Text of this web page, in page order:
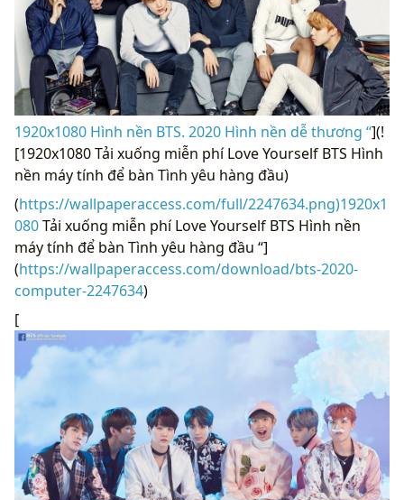
1920x1080 Hình nền BTS. 2020 Hình nền dễ thương “](!
[1920x1080 Tải xuống miễn phí Love Yourself BTS Hình
nền máy tính để bàn Tình yêu hàng đầu)
(https://wallpaperaccess.com/full/2247634.png)1920x1
080Tải xuống miễn phí Love Yourself BTS Hình nền
máy tính để bàn Tình yêu hàng đầu “]
(https://wallpaperaccess.com/download/bts-2020-
computer-2247634)
[